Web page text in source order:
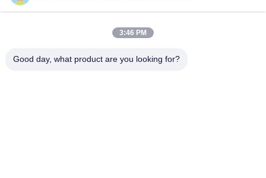
FV-L10 ইন-লাইন ৫-ওয়ে নিউম্যাটিক সোলিনয়েড ভালভ M7
DOOS লিড - টাইপ সিরিজ সলিনয়েড ভালভ কুণ্ডলী DC24V ডিসি 29W পালস ভালভ
3:46 PM
Good day, what product are you looking for?